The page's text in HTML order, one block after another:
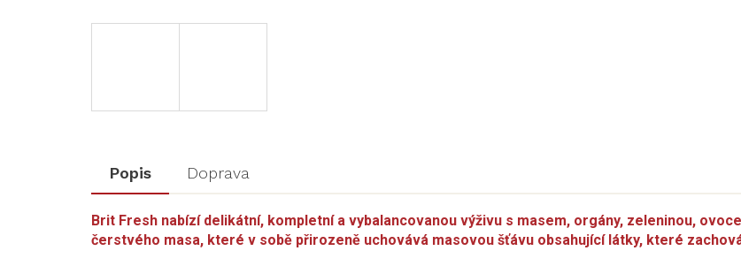
Popis Doprava
Brit Fresh nabízí delikátní, kompletní a vybalancovanou výživu s masem, orgány, zeleninou,
čerstvého masa, které v sobě přirozeně uchovává masovou šťávu obsahující látky, které